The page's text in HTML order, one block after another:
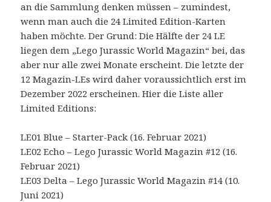
an die Sammlung denken müssen – zumindest,
wenn man auch die 24 Limited Edition-Karten
haben möchte. Der Grund: Die Hälfte der 24 LE
liegen dem „Lego Jurassic World Magazin“ bei, das
aber nur alle zwei Monate erscheint. Die letzte der
12 Magazin-LEs wird daher voraussichtlich erst im
Dezember 2022 erscheinen. Hier die Liste aller
Limited Editions:
LE01 Blue – Starter-Pack (16. Februar 2021)
LE02 Echo – Lego Jurassic World Magazin #12 (16.
Februar 2021)
LE03 Delta – Lego Jurassic World Magazin #14 (10.
Juni 2021)